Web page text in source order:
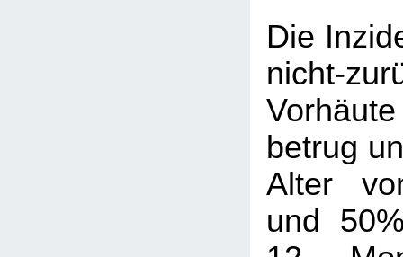
Die
nicht-
betrug
Alter
und